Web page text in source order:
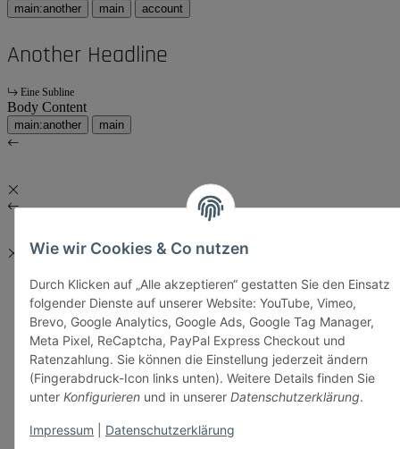
Wie wir Cookies & Co nutzen
Durch Klicken auf „Alle akzeptieren“ gestatten Sie den Einsatz
folgender Dienste auf unserer Website: YouTube, Vimeo,
Brevo, Google Analytics, Google Ads, Google Tag Manager,
Meta Pixel, ReCaptcha, PayPal Express Checkout und
Ratenzahlung. Sie können die Einstellung jederzeit ändern
(Fingerabdruck-Icon links unten). Weitere Details finden Sie
unter Konfigurieren und in unserer Datenschutzerklärung.
Impressum Datenschutzerklärung
main:another main account
Another Headline
Eine Subline
Body Content
main:another main